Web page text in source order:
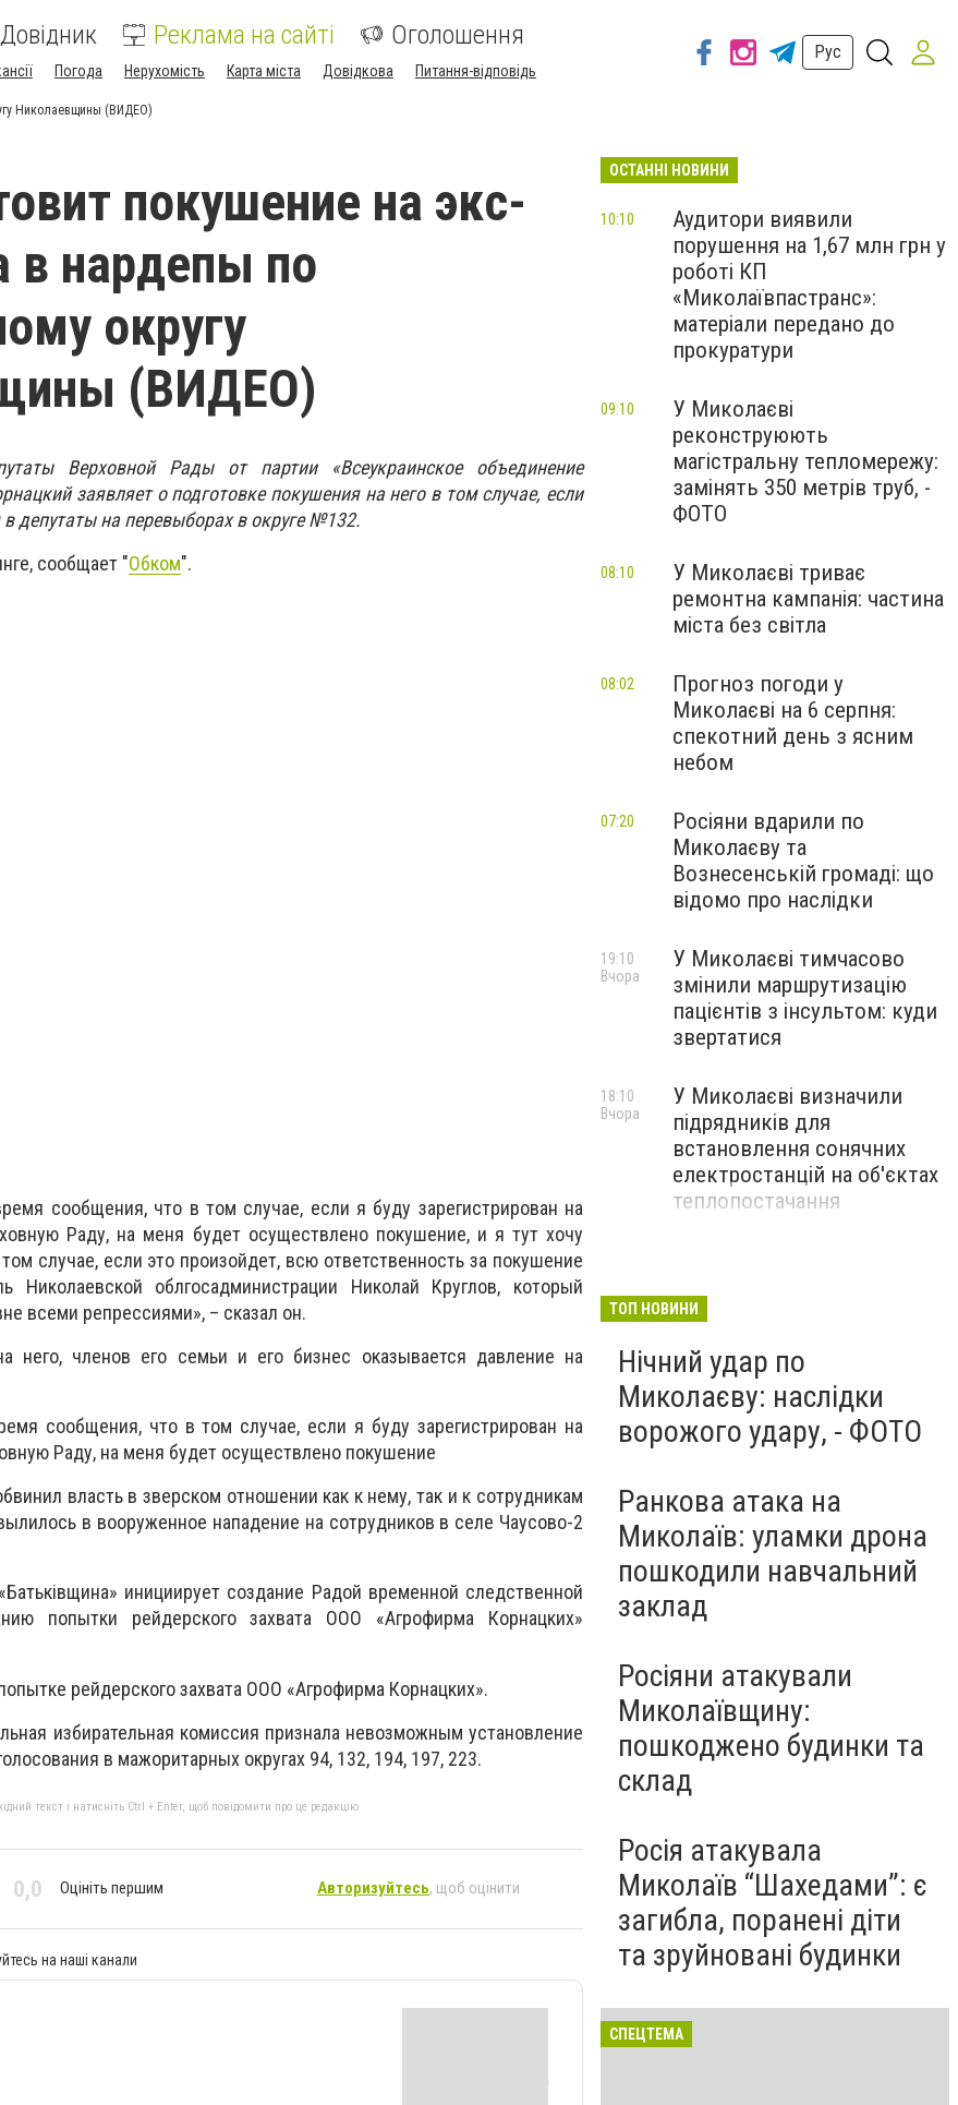
Довідник Реклама на сайті Оголошення
Погода Нерухомість Карта міста Довідкова Питання-відповідь
Рус
Николаевщины (ВИДЕО)
покушение на экс-
в нардепы по
округу
(ВИДЕО)
Верховной Рады от партии «Всеукраинское объединение
заявляет о подготовке покушения на него в том случае, если
депутаты на перевыборах в округе №132.
сообщает "Обком".
сообщения, что в том случае, если я буду зарегистрирован на
Раду, на меня будет осуществлено покушение, и я тут хочу
случае, если это произойдет, всю ответственность за покушение
Николаевской облгосадминистрации Николай Круглов, который
всеми репрессиями», – сказал он.
него, членов его семьи и его бизнес оказывается давление на
сообщения, что в том случае, если я буду зарегистрирован на
Раду, на меня будет осуществлено покушение
власть в зверском отношении как к нему, так и к сотрудникам
в вооруженное нападение на сотрудников в селе Чаусово-2
инициирует создание Радой временной следственной
попытки рейдерского захвата ООО «Агрофирма Корнацких»
рейдерского захвата ООО «Агрофирма Корнацких».
избирательная комиссия признала невозможным установление
в мажоритарных округах 94, 132, 194, 197, 223.
текст і натисніть Ctrl + Enter, щоб повідомити про це редакцію
0,0 Оцініть першим Авторизуйтесь, щоб оцінити
на наші канали
ОСТАННІ НОВИНИ
Аудитори виявили
порушення на 1,67 млн грн у
роботі КП
«Миколаївпастранс»:
матеріали передано до
прокуратури
10:10
У Миколаєві
реконструюють
магістральну тепломережу:
замінять 350 метрів труб, -
ФОТО
09:10
У Миколаєві триває
ремонтна кампанія: частина
міста без світла
08:10
Прогноз погоди у
Миколаєві на 6 серпня:
спекотний день з ясним
небом
08:02
Росіяни вдарили по
Миколаєву та
Вознесенській громаді: що
відомо про наслідки
07:20
У Миколаєві тимчасово
змінили маршрутизацію
пацієнтів з інсультом: куди
звертатися
19:10
Вчора
У Миколаєві визначили
підрядників для
встановлення сонячних
електростанцій на об'єктах
теплопостачання
18:10
Вчора
серпень
ТОП НОВИНИ
Нічний удар по
Миколаєву: наслідки
ворожого удару, - ФОТО
Ранкова атака на
Миколаїв: уламки дрона
пошкодили навчальний
заклад
Росіяни атакували
Миколаївщину:
пошкоджено будинки та
склад
Росія атакувала
Миколаїв “Шахедами”: є
загибла, поранені діти
та зруйновані будинки
СПЕЦТЕМА